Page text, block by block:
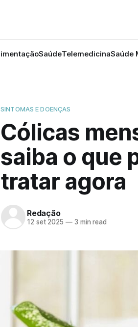
SaúdeTelemedicinaSaúde
SINTOMAS E DOENÇAS
Cólicas
saiba o que
tratar agora
Redação
12 set 2025 —3 min read